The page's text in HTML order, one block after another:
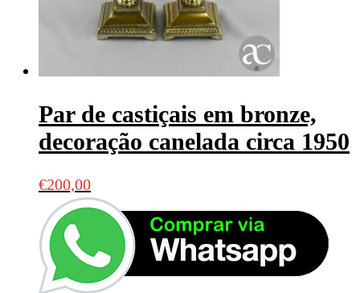
Par de castiçais em bronze,
decoração canelada circa 1950
€200,00